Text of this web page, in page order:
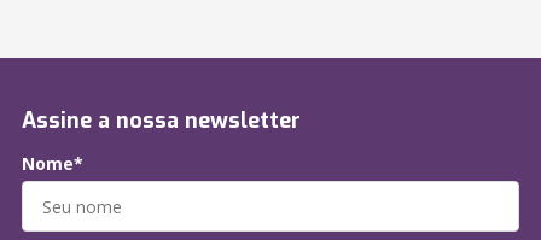
Assine a nossa newsletter
Nome*